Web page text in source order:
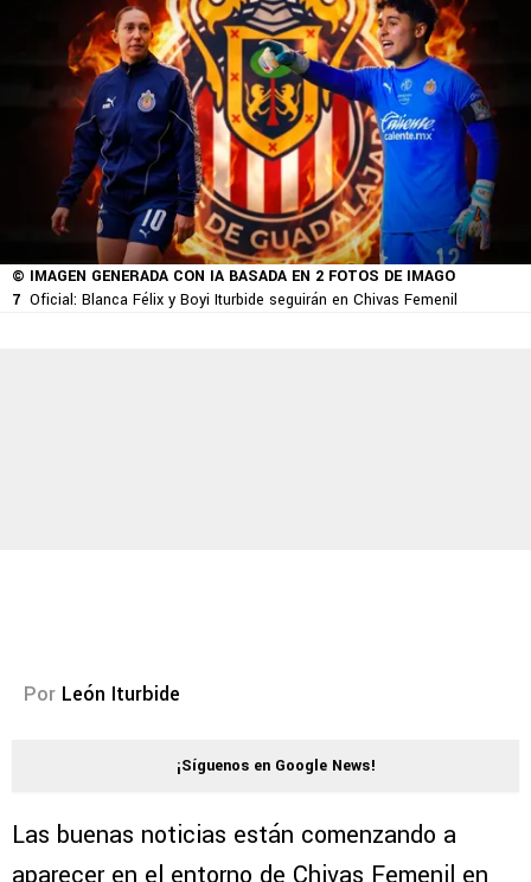
© IMAGEN GENERADA CON IA BASADA EN 2 FOTOS DE IMAGO
7 Oficial: Blanca Félix y Boyi Iturbide seguirán en Chivas Femenil
Por León Iturbide
¡Síguenos en Google News!
Las buenas noticias están comenzando a